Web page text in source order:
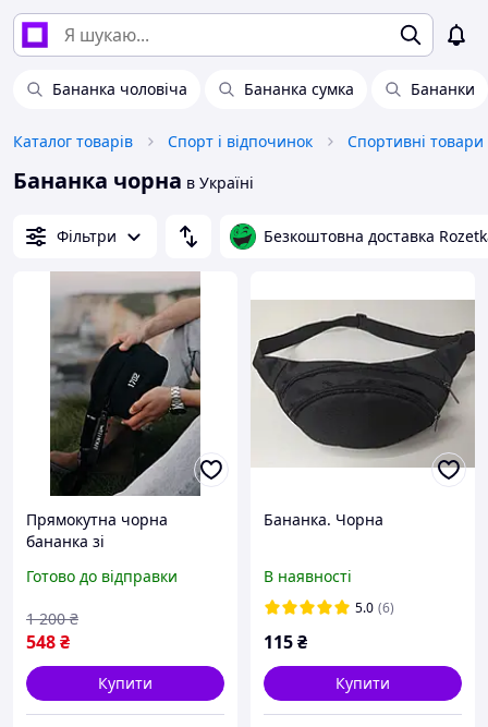
Бананка чоловіча Бананка сумка Бананки
Каталог товарів Спорт і відпочинок Спортивні товари
Бананка чорна в Україні
Фільтри Безкоштовна доставка
Прямокутна чорна
бананка зі
принтом Without унісекс
Готово до відправки
548₴
1 200 ₴
Купити
Бананка. Чорна
В наявності
5.0 (6)
115₴
Купити